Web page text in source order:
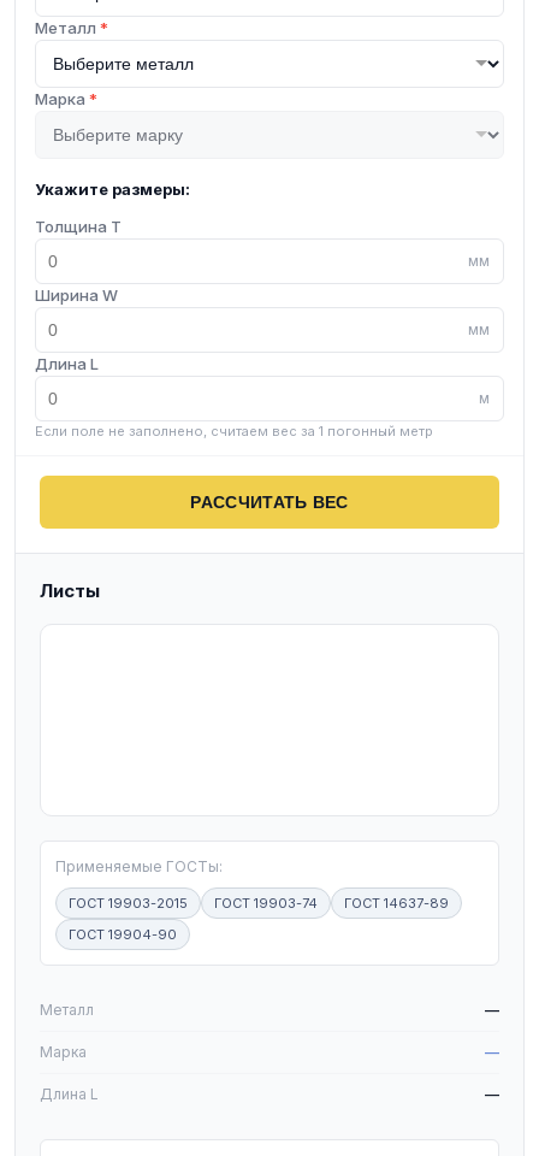
Металл *
Марка *
Укажите размеры:
Толщина T
мм
Ширина W
мм
Длина L
м
Если поле не заполнено, считаем вес за 1 погонный метр
РАССЧИТАТЬ ВЕС
Листы
Применяемые ГОСТы:
ГОСТ 19903-2015 ГОСТ 19903-74
ГОСТ 14637-89
ГОСТ 19904-90
Металл —
Марка —
Длина L —